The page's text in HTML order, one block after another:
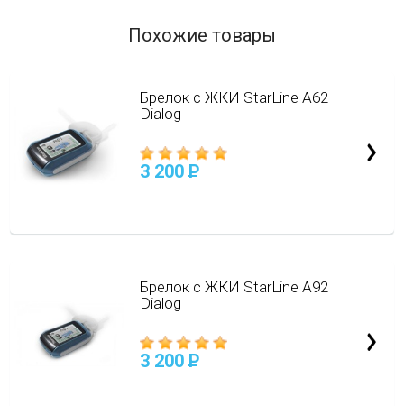
Похожие товары
Брелок с ЖКИ StarLine А62
Dialog
3 200 P
Брелок с ЖКИ StarLine А92
Dialog
3 200 P